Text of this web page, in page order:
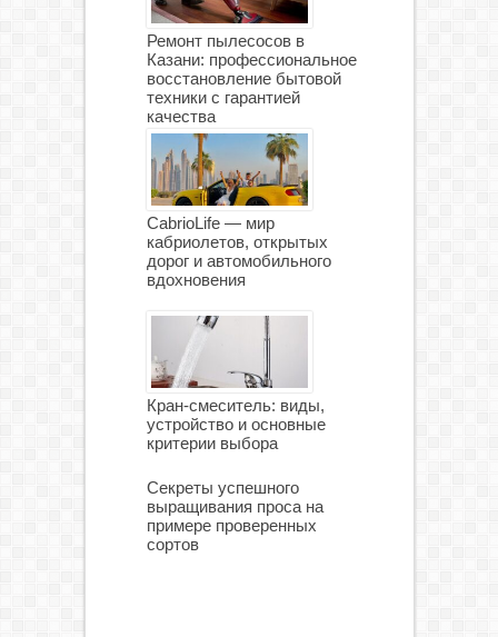
Ремонт пылесосов в
Казани: профессиональное
восстановление бытовой
техники с гарантией
качества
CabrioLife — мир
кабриолетов, открытых
дорог и автомобильного
вдохновения
Кран-смеситель: виды,
устройство и основные
критерии выбора
Секреты успешного
выращивания проса на
примере проверенных
сортов